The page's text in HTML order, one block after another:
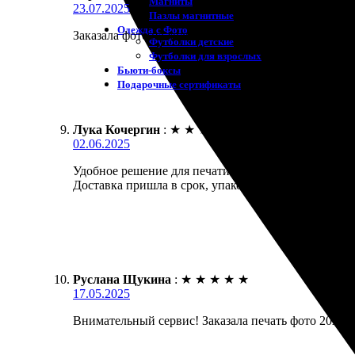
Пазлы магнитные
Одежда с Фото
Футболки детские
Футболки для взрослых
Бьюти-боксы
Подарочные сертификаты
23.07.2025
Заказала фото на холсте. Удобный сайт, быстро
Лука Кочергин : ★ ★ ★
02.06.2025
Удобное решение для печати фотографий. Заказал
Доставка пришла в срок, упаковка аккуратная.
Руслана Щукина : ★ ★ ★ ★ ★
17.05.2025
Внимательный сервис! Заказала печать фото